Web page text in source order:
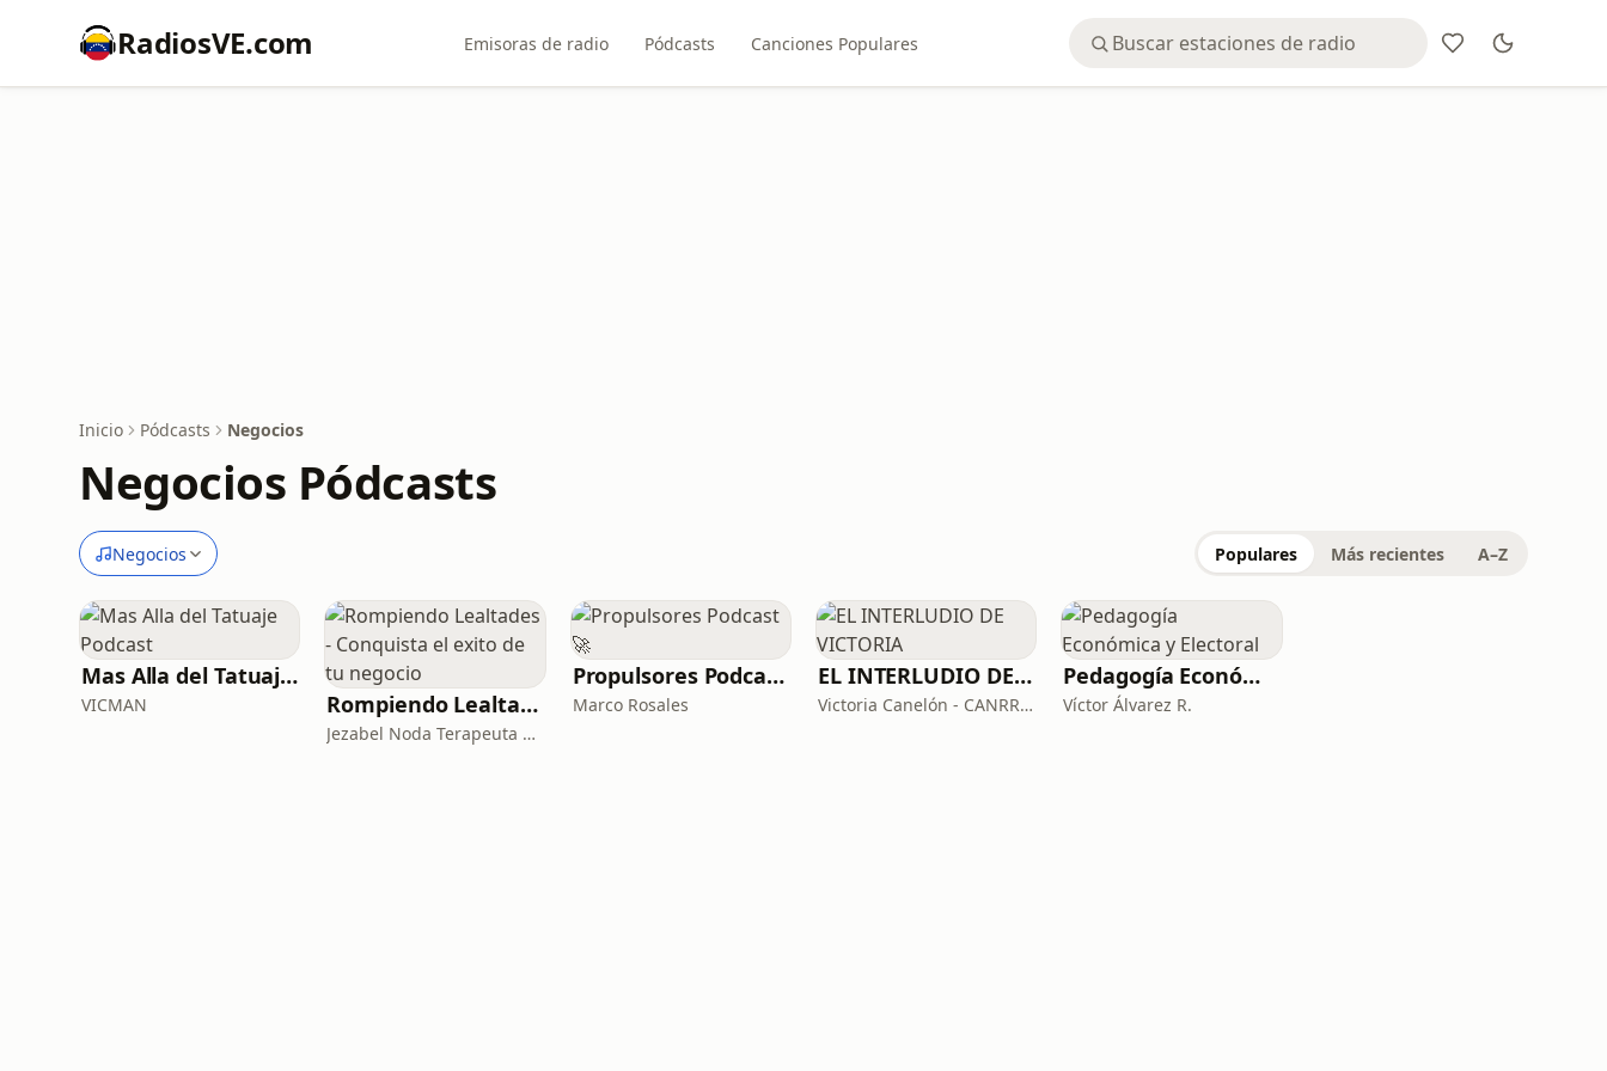
RadiosVE.com Emisoras de radio Pódcasts Canciones Populares
Inicio Pódcasts Negocios
Negocios Pódcasts
Negocios Populares Más recientes A–Z
Mas Alla del Tatuaje Podcast
VICMAN Rompiendo Lealtades - Conquista el exito de tu negocio
Jezabel Noda Terapeuta en PNL Experta en miedos, lealtades y creencias limitantes de empresarios
Propulsores Podcast 🚀
Marco Rosales
EL INTERLUDIO DE VICTORIA
Victoria Canelón - CANRRIET GROUP
Pedagogía Económica y Electoral
Víctor Álvarez R.